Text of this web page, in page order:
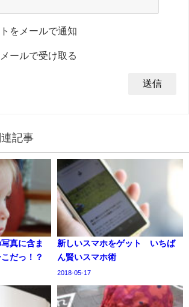
をメールで通知
ールで受け取る
記事
真に含ま
だっ！？
新しいスマホをゲット いちば
ん賢いスマホ術
2018-05-17